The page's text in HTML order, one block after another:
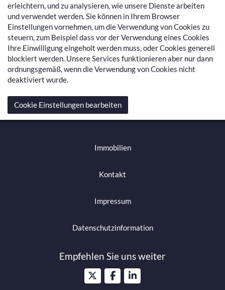
erleichtern, und zu analysieren, wie unsere Dienste arbeiten
und verwendet werden. Sie können in Ihrem Browser
Einstellungen vornehmen, um die Verwendung von Cookies zu
steuern, zum Beispiel dass vor der Verwendung eines Cookies
Ihre Einwilligung eingeholt werden muss, oder Cookies generell
blockiert werden. Unsere Services funktionieren aber nur dann
ordnungsgemäß, wenn die Verwendung von Cookies nicht
deaktiviert wurde.
Cookie Einstellungen bearbeiten
Immobilien
Kontakt
Impressum
Datenschutzinformation
Empfehlen Sie uns weiter